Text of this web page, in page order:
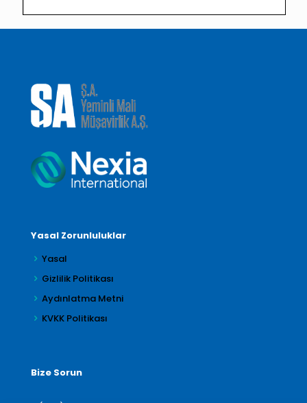
Yasal Zorunluluklar
Yasal
Gizlilik Politikası
Aydınlatma Metni
KVKK Politikası
Bize Sorun